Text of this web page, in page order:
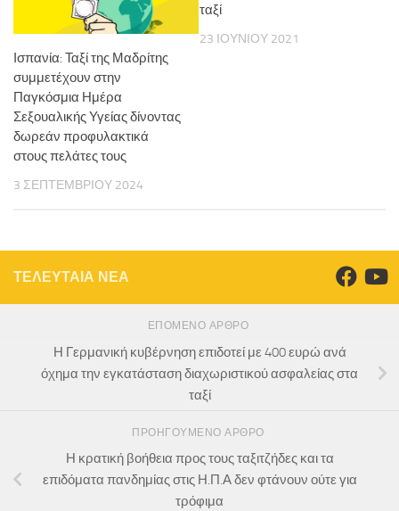
Ισπανία: Ταξί της Μαδρίτης
συμμετέχουν στην
Παγκόσμια Ημέρα
Σεξουαλικής Υγείας δίνοντας
δωρεάν προφυλακτικά
στους πελάτες τους
3 ΣΕΠΤΕΜΒΡΊΟΥ 2024
ταξί
23 ΙΟΥΝΊΟΥ 2021
ΤΕΛΕΥΤΑΙΑ ΝΕΑ
ΕΠΌΜΕΝΟ ΆΡΘΡΟ
Η Γερμανική κυβέρνηση επιδοτεί με 400 ευρώ ανά
όχημα την εγκατάσταση διαχωριστικού ασφαλείας στα
ταξί
ΠΡΟΗΓΟΎΜΕΝΟ ΆΡΘΡΟ
Η κρατική βοήθεια προς τους ταξιτζήδες και τα
επιδόματα πανδημίας στις Η.Π.Α δεν φτάνουν ούτε για
τρόφιμα